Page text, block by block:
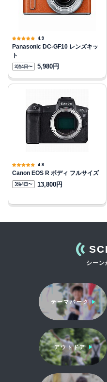
4.9
Panasonic DC-GF10 レンズキッ
ト
3泊4日〜 5,980円
4.8
Canon EOS R ボディ フルサイズ
3泊4日〜 13,800円
シーン
テーマパーク
アウトドア